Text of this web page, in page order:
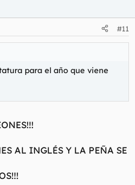
#11
para el año que viene
AL INGLÉS Y LA PEÑA SE